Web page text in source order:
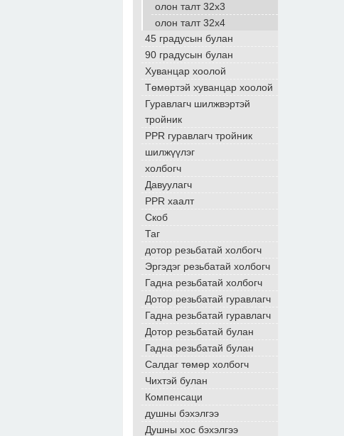
олон талт 32x3
олон талт 32x4
45 градусын булан
90 градусын булан
Хуванцар хоолой
Төмөртэй хуванцар хоолой
Гуравлагч шилжвэртэй
тройник
PPR гуравлагч тройник
шилжүүлэг
холбогч
Давуулагч
PPR хаалт
Скоб
Таг
дотор резьбатай холбогч
Эргэдэг резьбатай холбогч
Гадна резьбатай холбогч
Дотор резьбатай гуравлагч
Гадна резьбатай гуравлагч
Дотор резьбатай булан
Гадна резьбатай булан
Салдаг төмөр холбогч
Чихтэй булан
Компенсаци
душны бэхэлгээ
Душны хос бэхэлгээ